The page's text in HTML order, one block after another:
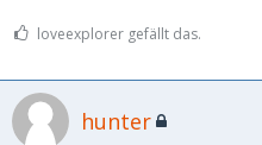
loveexplorer gefällt das.
hunter